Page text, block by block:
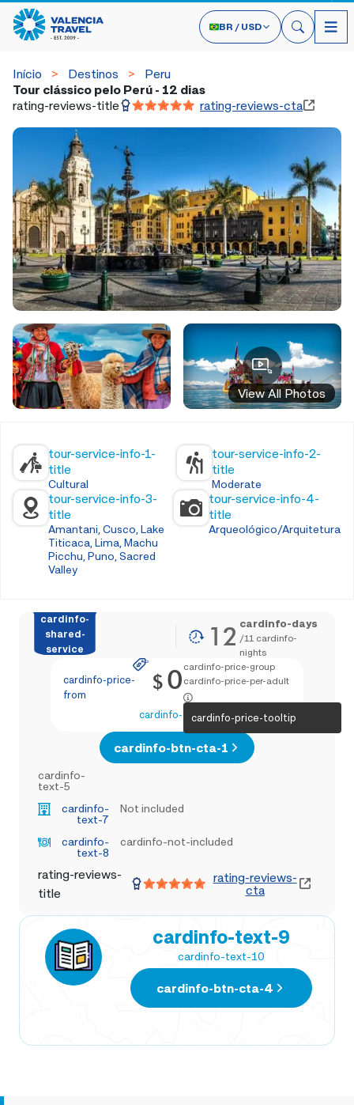
BR / USD
Início Destinos
Peru
Tour clássico pelo Perú - 12 dias
rating-reviews-title
rating-reviews-cta
View All Photos
tour-service-info-1-
title
Cultural
tour-service-info-2-
title
Moderate
tour-service-info-3-
title
Amantani, Cusco, Lake
Titicaca, Lima, Machu
Picchu, Puno, Sacred
Valley
tour-service-info-4-
title
Arqueológico/Arquitetura
cardinfo-
shared-
service
12 cardinfo-days
/11 cardinfo-
nights
cardinfo-price-
from
$0 cardinfo-price-group
cardinfo-price-per-adult
cardinfo-price-tooltip
cardinfo-text-4
cardinfo-btn-cta-1
cardinfo-
text-5
cardinfo-
text-7
Not included
cardinfo-
text-8
cardinfo-not-included
rating-reviews-
title
rating-reviews-
cta
cardinfo-text-9
cardinfo-text-10
cardinfo-btn-cta-4